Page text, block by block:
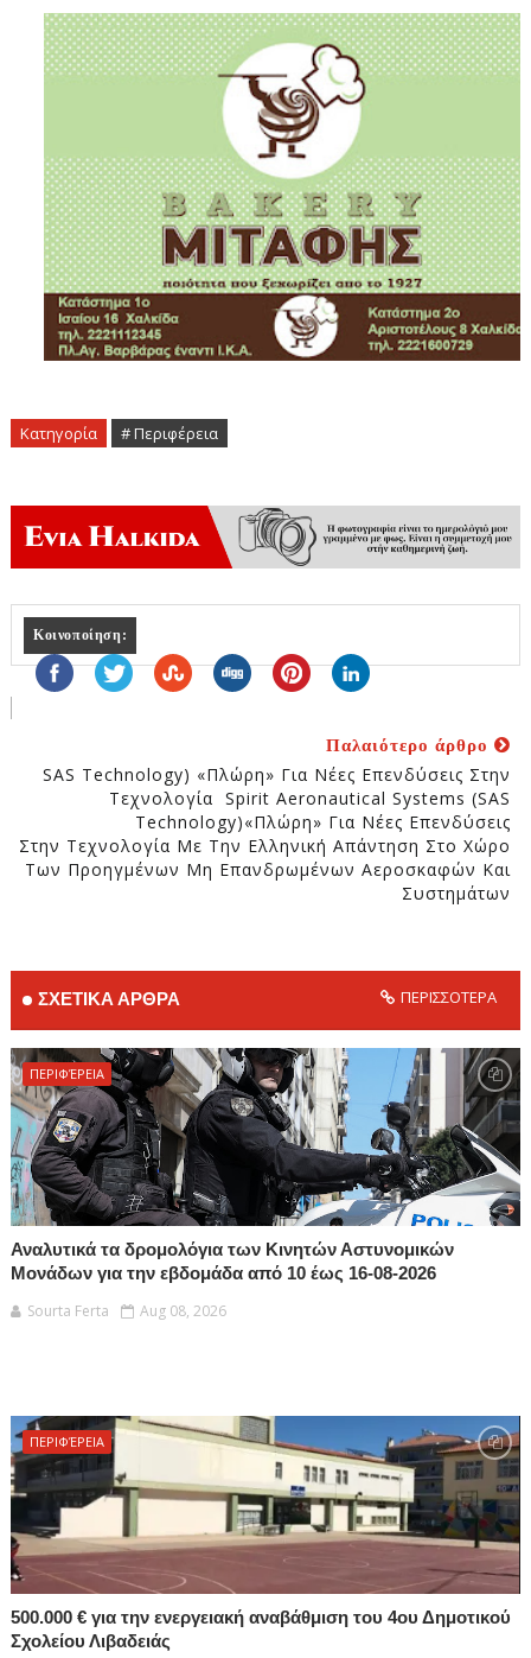
Κατηγορία # Περιφέρεια
Κοινοποίηση:
Παλαιότερο άρθρο
SAS Technology) «Πλώρη» Για Νέες Επενδύσεις Στην
Τεχνολογία Spirit Aeronautical Systems (SAS
Technology)«Πλώρη» Για Νέες Επενδύσεις
Στην Τεχνολογία Με Την Ελληνική Απάντηση Στο Χώρο
Των Προηγμένων Μη Επανδρωμένων Αεροσκαφών Και
Συστημάτων
ΣΧΕΤΙΚΑ ΑΡΘΡΑ ΠΕΡΙΣΣΟΤΕΡΑ
ΠΕΡΙΦΈΡΕΙΑ
Αναλυτικά τα δρομολόγια των Κινητών Αστυνομικών
Μονάδων για την εβδομάδα από 10 έως 16-08-2026
Sourta Ferta
Aug 08, 2026
ΠΕΡΙΦΈΡΕΙΑ
500.000 € για την ενεργειακή αναβάθμιση του 4ου Δημοτικού
Σχολείου Λιβαδειάς